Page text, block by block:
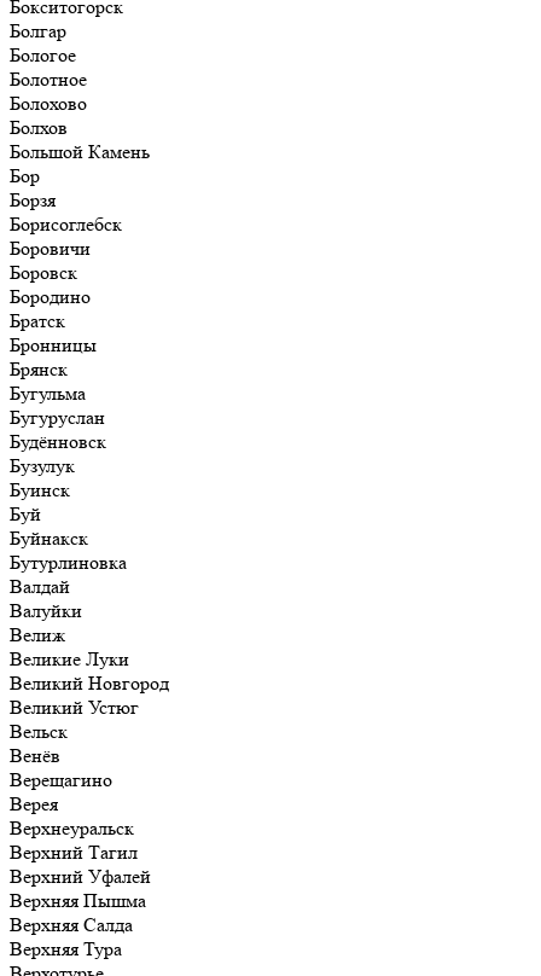
Бокситогорск
Болгар
Бологое
Болотное
Болохово
Болхов
Большой Камень
Бор
Борзя
Борисоглебск
Боровичи
Боровск
Бородино
Братск
Бронницы
Брянск
Бугульма
Бугуруслан
Будённовск
Бузулук
Буинск
Буй
Буйнакск
Бутурлиновка
Валдай
Валуйки
Велиж
Великие Луки
Великий Новгород
Великий Устюг
Вельск
Венёв
Верещагино
Верея
Верхнеуральск
Верхний Тагил
Верхний Уфалей
Верхняя Пышма
Верхняя Салда
Верхняя Тура